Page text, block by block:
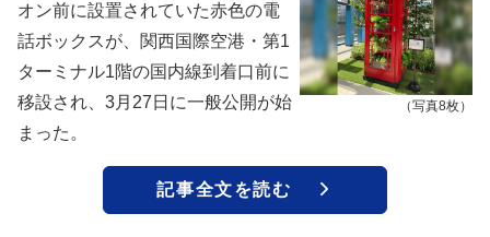
（写真8枚）
オン前に設置されていた赤色の電
話ボックスが、関西国際空港・第1
ターミナル1階の国内線到着口前に
移設され、3月27日に一般公開が始
まった。
記事全文を読む